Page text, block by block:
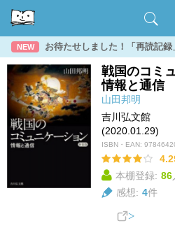
NEW お待たせしました！「再読記録
戦国のコミ
情報と通信
山田邦明
吉川弘文館
(2020.01.29)
ISBN・EAN:
本棚登録: 86
感想: 4件